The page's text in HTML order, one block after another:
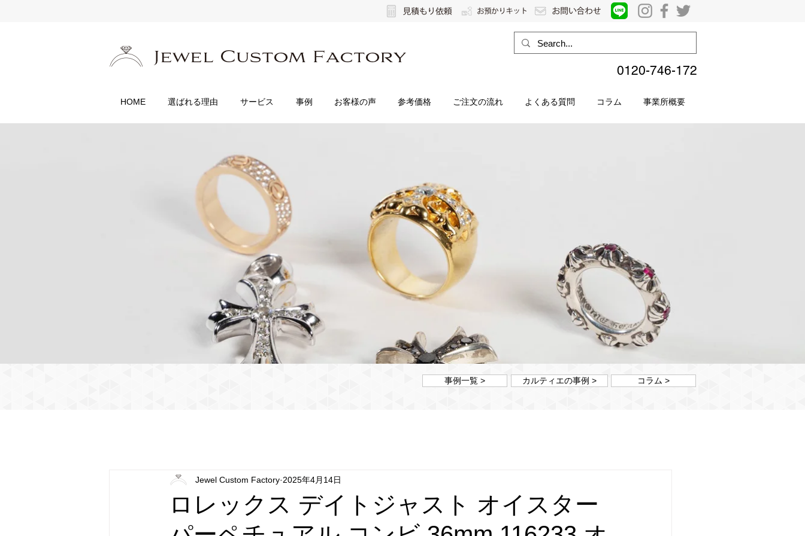
0120-746-172
HOME 選ばれる理由 サービス 事例 お客様の声 参考価格 ご注文の流れ よくある質問 コラム 事業所概要
事例一覧 > カルティエの事例 > コラム >
ロレックス デイトジャスト オイスター
Jewel Custom Factory 2025年4月14日